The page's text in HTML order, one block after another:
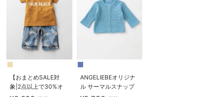
【おまとめSALE対
象|2点以上で30%オ
ANGELIEBEオリジナ
ル サーマルスナップ